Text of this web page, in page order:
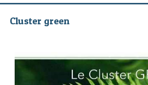
Cluster green